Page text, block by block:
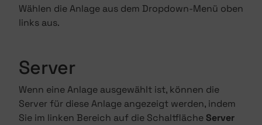
Wählen die Anlage aus dem Dropdown-Menü oben
links aus.
Server
Wenn eine Anlage ausgewählt ist, können die
Server für diese Anlage angezeigt werden, indem
Sie im linken Bereich auf die SchaltflächeServer